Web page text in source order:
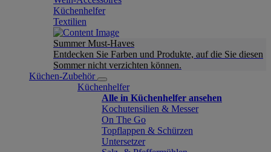
Küchenhelfer
Textilien
Summer Must-Haves
Entdecken Sie Farben und Produkte, auf die Sie diesen
Sommer nicht verzichten können.
Küchen-Zubehör
Küchenhelfer
Alle in Küchenhelfer ansehen
Kochutensilien & Messer
On The Go
Topflappen & Schürzen
Untersetzer